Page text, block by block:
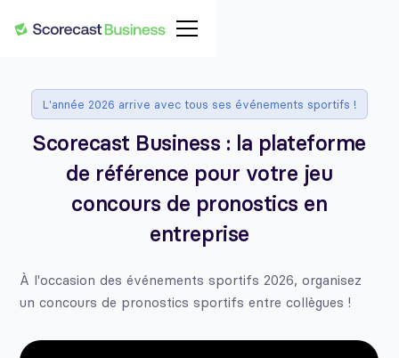
L'année 2026 arrive avec tous ses événements sportifs !
Scorecast Business : la plateforme
de référence pour votre jeu
concours de pronostics en
entreprise
À l'occasion des événements sportifs 2026, organisez
un concours de pronostics sportifs entre collègues !